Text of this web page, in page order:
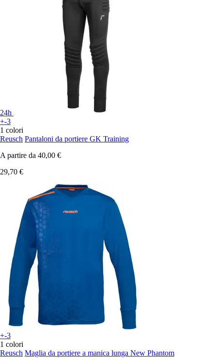
24h
+-3
1 colori
Reusch Pantaloni da portiere GK Training
A partire da 40,00 €
29,70 €
+-3
1 colori
Reusch Maglia da portiere a manica lunga New Phantom